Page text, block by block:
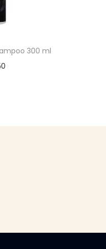
300 ml